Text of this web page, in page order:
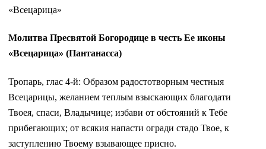
«Всецарица»
Молитва Пресвятой Богородице в честь Ее иконы
«Всецарица» (Пантанасса)
Тропарь, глас 4-й: Образом радостотворным честныя
Всецарицы, желанием теплым взыскающих благодати
Твоея, спаси, Владычице; избави от обстояний к Тебе
прибегающих; от всякия напасти огради стадо Твое, к
заступлению Твоему взывающее присно.